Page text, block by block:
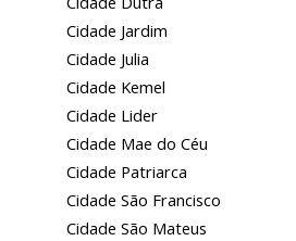
Cidade Jardim
Cidade Julia
Cidade Kemel
Cidade Lider
Cidade Mae do Céu
Cidade Patriarca
Cidade São Francisco
Cidade São Mateus